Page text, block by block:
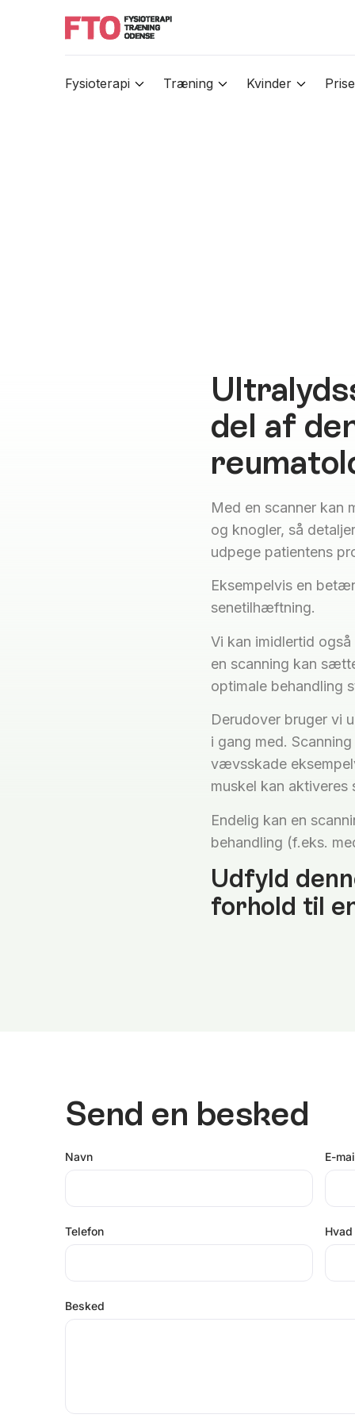
Fysioterapi Træning Kvinder
del af
Med en scanner kan
og knogler, så
udpege patientens
Eksempelvis en
senetilhæftning.
Vi kan imidlertid
en scanning kan
optimale behandling
Derudover bruger vi
i gang med.
vævsskade
muskel kan aktiveres
Endelig kan en
behandling (f.eks.
Udfyld
forhold til
Send en besked
Navn E-
Telefon
Besked